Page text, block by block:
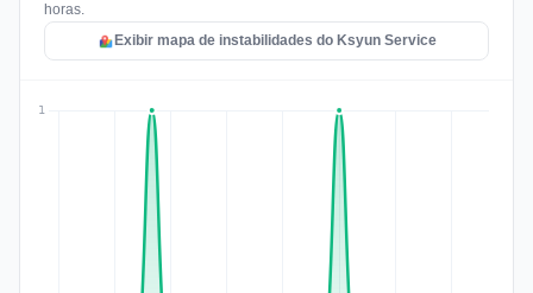
horas.
Exibir mapa de instabilidades do Ksyun Service